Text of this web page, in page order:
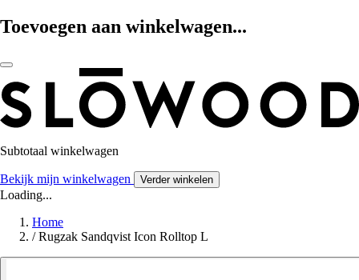
Toevoegen aan winkelwagen...
Subtotaal winkelwagen
Bekijk mijn winkelwagen Verder winkelen
Loading...
Home
/ Rugzak Sandqvist Icon Rolltop L